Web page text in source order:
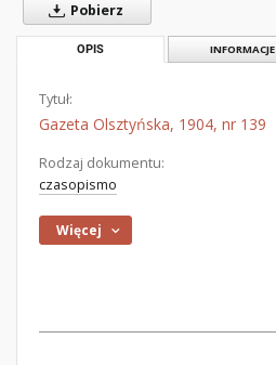
Pobierz
OPIS INFORMACJE
Tytuł:
Gazeta Olsztyńska, 1904, nr 139
Rodzaj dokumentu:
czasopismo
Więcej